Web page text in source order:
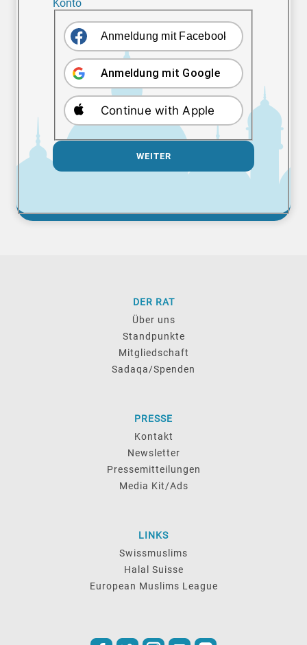
Konto
Anmeldung mit Facebook
Anmeldung mit Google
Continue with Apple
WEITER
DER RAT
Über uns
Standpunkte
Mitgliedschaft
Sadaqa/Spenden
PRESSE
Kontakt
Newsletter
Pressemitteilungen
Media Kit/Ads
LINKS
Swissmuslims
Halal Suisse
European Muslims League